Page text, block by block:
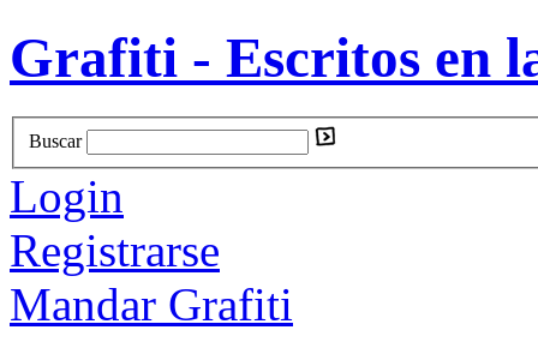
Grafiti - Escritos en
Buscar
Login
Registrarse
Mandar Grafiti